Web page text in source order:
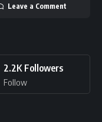
Leave a Comment
2.2K Followers
Follow